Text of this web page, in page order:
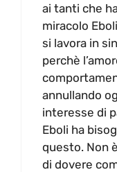
ai tanti che
miracolo
si lavora in
perchè
annullando
interesse di
Eboli ha
questo. Non
di dovere